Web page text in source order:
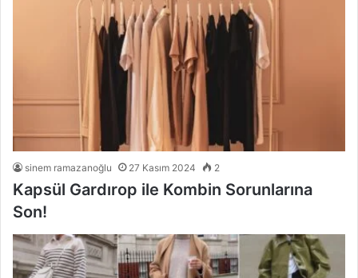
sinem ramazanoğlu 27 Kasım 2024 2
Kapsül Gardırop ile Kombin Sorunlarına
Son!